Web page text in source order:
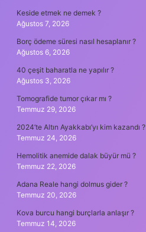
Keside etmek ne demek ?
Ağustos 7, 2026
Borç ödeme süresi nasıl hesaplanır ?
Ağustos 6, 2026
40 çeşit baharatla ne yapılır ?
Ağustos 3, 2026
Tomografide tumor çıkar mı ?
Temmuz 29, 2026
2024’te Altın Ayakkabı’yı kim kazandı ?
Temmuz 24, 2026
Hemolitik anemide dalak büyür mü ?
Temmuz 22, 2026
Adana Reale hangi dolmus gider ?
Temmuz 20, 2026
Kova burcu hangi burçlarla anlaşır ?
Temmuz 14, 2026